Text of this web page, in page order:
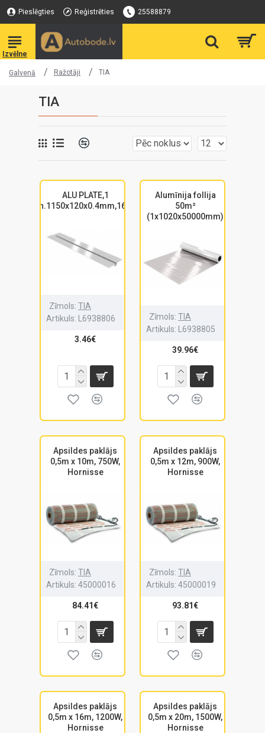
Pieslēgties Reģistrēties 25588879
Galvenā Ražotāji TIA
TIA
ALU PLATE,1
kan.1150x120x0.4mm,16mm
Zīmols: TIA
Artikuls:
L6938806
3.46€
Alumīnija follija
50m²
(1x1020x50000mm)
Zīmols: TIA
Artikuls:
L6938805
39.96€
Apsildes paklājs
0,5m x 10m, 750W,
Hornisse
Zīmols: TIA
Artikuls: 45000016
84.41€
Apsildes paklājs
0,5m x 12m, 900W,
Hornisse
Zīmols: TIA
Artikuls: 45000019
93.81€
Apsildes paklājs
0,5m x 16m, 1200W,
Hornisse
Apsildes paklājs
0,5m x 20m, 1500W,
Hornisse